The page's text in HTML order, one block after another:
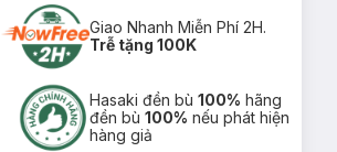
Giao Nhanh Miễn Phí 2H.
Trễ tặng 100K
Hasaki đền bù100% hãng
đền bù100% nếu phát hiện
hàng giả